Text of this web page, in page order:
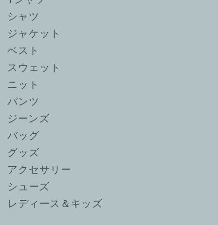
シャツ
ジャケット
ベスト
スウェット
ニット
パンツ
ジーンズ
バッグ
グッズ
アクセサリー
シューズ
レディース＆キッズ